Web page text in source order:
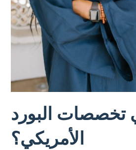
تخصصات البورد
الأمريكي؟